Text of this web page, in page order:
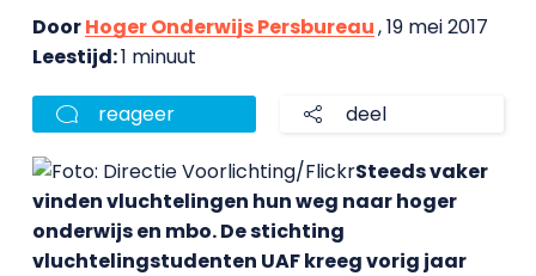
DoorHoger Onderwijs Persbureau, 19 mei 2017
Leestijd:1 minuut
reageer deel
Steeds vaker
vinden vluchtelingen hun weg naar hoger
onderwijs en mbo. De stichting
vluchtelingstudenten UAF kreeg vorig jaar